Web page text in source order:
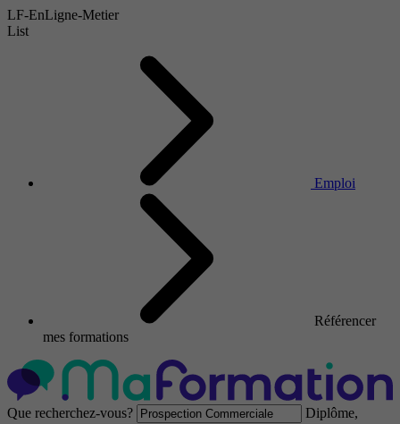
LF-EnLigne-Metier
List
Emploi
Référencer
mes formations
Que recherchez-vous?
Diplôme,